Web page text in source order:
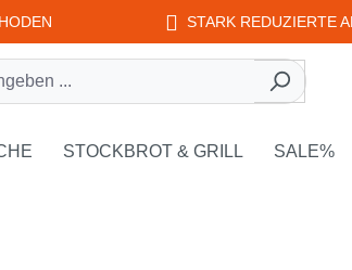
STARK REDUZIERTE
STOCKBROT & GRILL SALE%